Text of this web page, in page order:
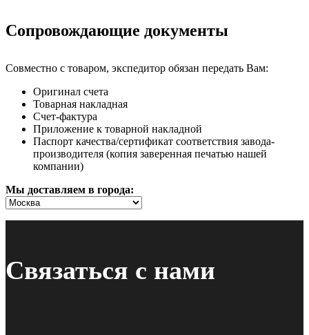
Сопровождающие документы
Совместно с товаром, экспедитор обязан передать Вам:
Оригинал счета
Товарная накладная
Счет-фактура
Приложение к товарной накладной
Паспорт качества/сертификат соответствия завода-
производителя (копия заверенная печатью нашей
компании)
Мы доставляем в города:
Связаться с нами